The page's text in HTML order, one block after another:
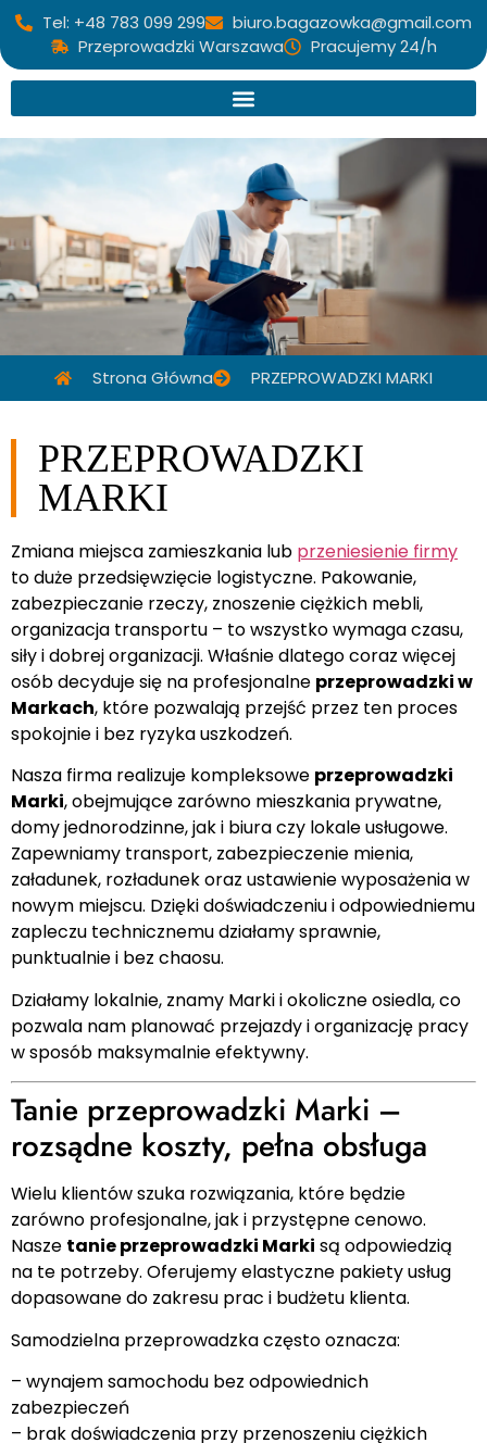
Tel: +48 783 099 299
biuro.bagazowka@gmail.com
Przeprowadzki Warszawa
Pracujemy 24/h
Strona Główna PRZEPROWADZKI MARKI
PRZEPROWADZKI
MARKI
Zmiana miejsca zamieszkania lub przeniesienie firmy
to duże przedsięwzięcie logistyczne. Pakowanie,
zabezpieczanie rzeczy, znoszenie ciężkich mebli,
organizacja transportu – to wszystko wymaga czasu,
siły i dobrej organizacji. Właśnie dlatego coraz więcej
osób decyduje się na profesjonalne przeprowadzki w
Markach, które pozwalają przejść przez ten proces
spokojnie i bez ryzyka uszkodzeń.
Nasza firma realizuje kompleksowe przeprowadzki
Marki, obejmujące zarówno mieszkania prywatne,
domy jednorodzinne, jak i biura czy lokale usługowe.
Zapewniamy transport, zabezpieczenie mienia,
załadunek, rozładunek oraz ustawienie wyposażenia w
nowym miejscu. Dzięki doświadczeniu i odpowiedniemu
zapleczu technicznemu działamy sprawnie,
punktualnie i bez chaosu.
Działamy lokalnie, znamy Marki i okoliczne osiedla, co
pozwala nam planować przejazdy i organizację pracy
w sposób maksymalnie efektywny.
Tanie przeprowadzki Marki –
rozsądne koszty, pełna obsługa
Wielu klientów szuka rozwiązania, które będzie
zarówno profesjonalne, jak i przystępne cenowo.
Nasze tanie przeprowadzki Marki są odpowiedzią
na te potrzeby. Oferujemy elastyczne pakiety usług
dopasowane do zakresu prac i budżetu klienta.
Samodzielna przeprowadzka często oznacza:
– wynajem samochodu bez odpowiednich
zabezpieczeń
– brak doświadczenia przy przenoszeniu ciężkich